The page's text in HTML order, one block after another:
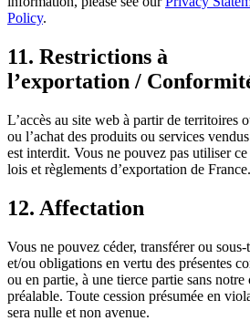
Policy.
11. Restrictions à
l’exportation /
L’accès au site web à partir de territoires
ou l’achat des produits ou services
est interdit. Vous ne pouvez pas utiliser
lois et règlements d’exportation de France.
12. Affectation
Vous ne pouvez céder, transférer ou
et/ou obligations en vertu des présentes
ou en partie, à une tierce partie sans notre
préalable. Toute cession présumée en
sera nulle et non avenue.